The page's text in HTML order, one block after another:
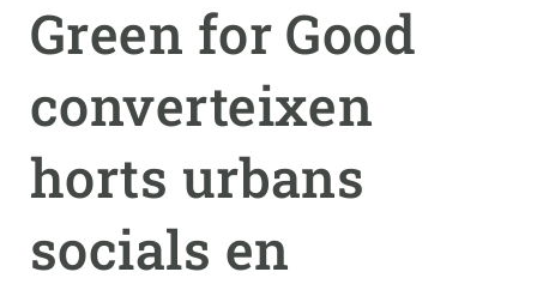
Green for Good
converteixen
horts urbans
socials en
PARTICIPA
NOTÍCIES I AGENDA